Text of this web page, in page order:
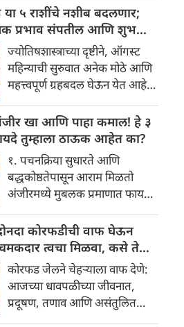
वाजवताना दिसतील. ही एक सामान्य
प्रथा आहे, पण तुम्ही कधी विचार
केला आहे का की यामागे काय रहस्य
आहे आणि प्रत्येक टाळीचा अर्थ काय
आहे? हा केवळ एक विधी नाही, तर
यामागे खोलवर रुजलेल्या पौराणिक
श्रद्धा, आध्यात्मिक अर्थ आणि काही
वैज्ञानिक तर्कदेखील आहेत. चला, या
अनोख्या परंपरेमागील अर्थ
सविस्तरपणे समजून घेऊया.
५ राशींचे नशीब बदलणार;
प्रभाव संपतील आणि शुभ
होईल
ज्योतिषशास्त्राच्या दृष्टीने, ऑगस्ट
महिन्याची सुरुवात अनेक मोठे आणि
महत्त्वपूर्ण ग्रहबदल घेऊन येत आहे.
हालचाल अनेक राशींच्या जीवनात
सकारात्मक बदल घडवून आणणार
आहे. विशेषतः ३ ऑगस्ट रोजी एक
अत्यंत दुर्मिळ आणि फलदायी
ग्रहस्थिती (संयोग) तयार होत आहे.
या दिवशी तयार होणारे शुभ योग,
ग्रहांची स्थिती आणि या गोचरमुळे
ज्यांचे नशीब उजळणार आहे अशा
भाग्यवान राशींबद्दल आपण जाणून
घेऊया!
खा आणि पाहा कमाल! हे ३
तुम्हाला ठाऊक आहेत का?
१. पचनक्रिया सुधारते आणि
बद्धकोष्ठतेपासून आराम मिळतो
अंजीरमध्ये मुबलक प्रमाणात फायबर
बद्धकोष्ठता, गॅस किंवा अपचनाचा
त्रास होत असेल, तर अंजीर
तुमच्यासाठी वरदान ठरू शकते. हे
आतड्यांची स्वच्छता ठेवण्यास मदत
करते. पचनसंस्था मजबूत करून पोट
साफ होण्यास मदत करते.
कोरफडीची वाफ घेऊन
त्वचा मिळवा, कसे ते
कोरफड जेलने चेहऱ्याला वाफ देणे:
आजच्या धावपळीच्या जीवनात,
प्रदूषण, तणाव आणि असंतुलित